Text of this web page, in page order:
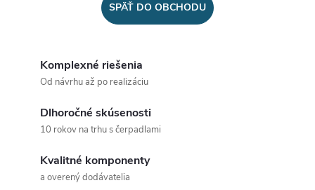
SPÄŤ DO OBCHODU
Komplexné riešenia
Od návrhu až po realizáciu
Dlhoročné skúsenosti
10 rokov na trhu s čerpadlami
Kvalitné komponenty
a overený dodávatelia